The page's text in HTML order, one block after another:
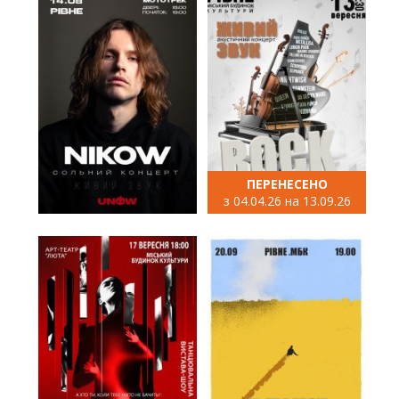
ПЕРЕНЕСЕНО
з 04.04.26 на 13.09.26